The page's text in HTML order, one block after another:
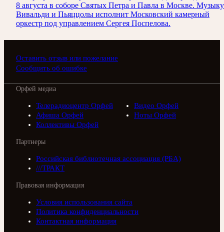
8 августа в соборе Святых Петра и Павла в Москве. Музыку
Вивальди и Пьяццолы исполнит Московский камерный
оркестр под управлением Сергея Поспелова.
Оставить отзыв или пожелание
Сообщить об ошибке
Орфей медиа
Телерадиоцентр Орфей
Видео Орфей
Афиша Орфей
Ноты Орфей
Коллективы Орфей
Партнеры
Российская библиотечная ассоциация (РБА)
///ТРАКТ
Правовая информация
Условия использования сайта
Политика конфиденциальности
Контактная информация